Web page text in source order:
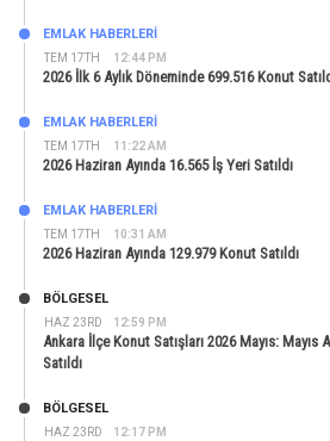
TEM 17TH 12:44 PM
EMLAK HABERLERI
2026 İlk 6 Aylık Döneminde 699.516 Konut
TEM 17TH 11:22 AM
EMLAK HABERLERI
2026 Haziran Ayında 16.565 İş Yeri Satıldı
TEM 17TH 10:31 AM
EMLAK HABERLERI
2026 Haziran Ayında 129.979 Konut Satıldı
HAZ 23RD 12:59 PM
BÖLGESEL
Ankara İlçe Konut Satışları 2026 Mayıs: Mayıs
Satıldı
HAZ 23RD 12:17 PM
BÖLGESEL